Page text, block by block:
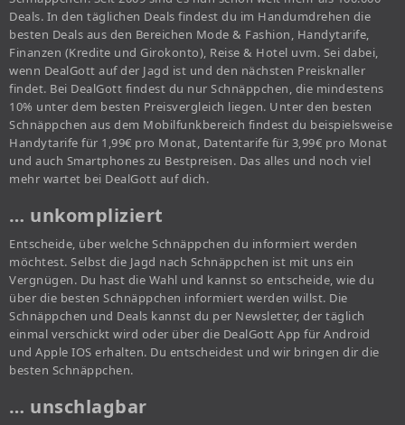
Deals. In den täglichen Deals findest du im Handumdrehen die
besten Deals aus den Bereichen Mode & Fashion, Handytarife,
Finanzen (Kredite und Girokonto), Reise & Hotel uvm. Sei dabei,
wenn DealGott auf der Jagd ist und den nächsten Preisknaller
findet. Bei DealGott findest du nur Schnäppchen, die mindestens
10% unter dem besten Preisvergleich liegen. Unter den besten
Schnäppchen aus dem Mobilfunkbereich findest du beispielsweise
Handytarife für 1,99€ pro Monat, Datentarife für 3,99€ pro Monat
und auch Smartphones zu Bestpreisen. Das alles und noch viel
mehr wartet bei DealGott auf dich.
… unkompliziert
Entscheide, über welche Schnäppchen du informiert werden
möchtest. Selbst die Jagd nach Schnäppchen ist mit uns ein
Vergnügen. Du hast die Wahl und kannst so entscheide, wie du
über die besten Schnäppchen informiert werden willst. Die
Schnäppchen und Deals kannst du per Newsletter, der täglich
einmal verschickt wird oder über die DealGott App für Android
und Apple IOS erhalten. Du entscheidest und wir bringen dir die
besten Schnäppchen.
… unschlagbar